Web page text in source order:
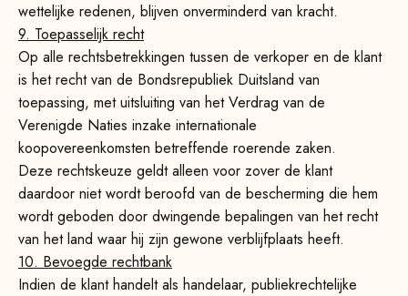
wettelijke redenen, blijven onverminderd van kracht.
9. Toepasselijk recht
Op alle rechtsbetrekkingen tussen de verkoper en de klant
is het recht van de Bondsrepubliek Duitsland van
toepassing, met uitsluiting van het Verdrag van de
Verenigde Naties inzake internationale
koopovereenkomsten betreffende roerende zaken.
Deze rechtskeuze geldt alleen voor zover de klant
daardoor niet wordt beroofd van de bescherming die hem
wordt geboden door dwingende bepalingen van het recht
van het land waar hij zijn gewone verblijfplaats heeft.
10. Bevoegde rechtbank
Indien de klant handelt als handelaar, publiekrechtelijke